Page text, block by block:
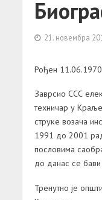
21. новембра
Рођен
Заврсио ССС
техничар у
струке возача
1991 до 2001
пословима
до данас се
Тренутно је